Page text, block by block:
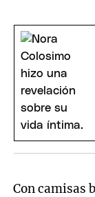
Con camisas